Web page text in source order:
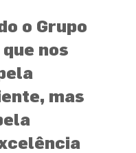
o Grupo
nos
mas